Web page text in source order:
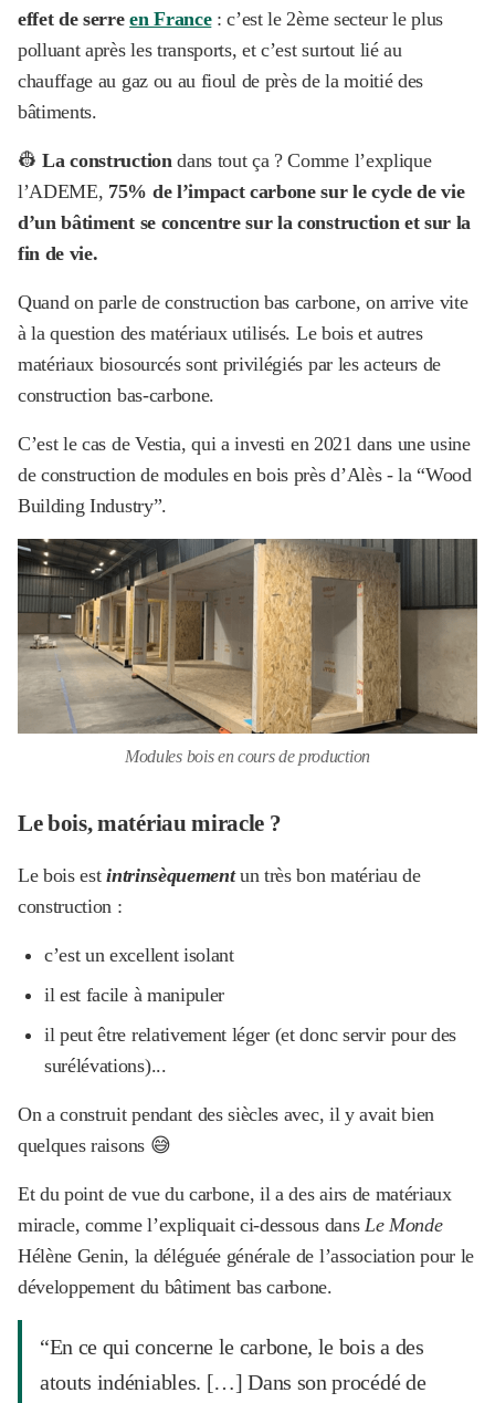
effet de serreen France: c’est le 2ème secteur le plus
polluant après les transports, et c’est surtout lié au
chauffage au gaz ou au fioul de près de la moitié des
bâtiments.
👷La construction dans tout ça ? Comme l’explique
l’ADEME, 75% de l’impact carbone sur le cycle de vie
d’un bâtiment se concentre sur la construction et sur la
fin de vie.
Quand on parle de construction bas carbone, on arrive vite
à la question des matériaux utilisés. Le bois et autres
matériaux biosourcés sont privilégiés par les acteurs de
construction bas-carbone.
C’est le cas de Vestia, qui a investi en 2021 dans une usine
de construction de modules en bois près d’Alès - la “Wood
Building Industry”.
Modules bois en cours de production
Le bois, matériau miracle ?
Le bois estintrinsèquementun très bon matériau de
construction :
c’est un excellent isolant
il est facile à manipuler
il peut être relativement léger (et donc servir pour des
surélévations)...
On a construit pendant des siècles avec, il y avait bien
quelques raisons 😅
Et du point de vue du carbone, il a des airs de matériaux
miracle, comme l’expliquait ci-dessous dans Le Monde
Hélène Genin, la déléguée générale de l’association pour le
développement du bâtiment bas carbone.
“En ce qui concerne le carbone, le bois a des
atouts indéniables. […] Dans son procédé de